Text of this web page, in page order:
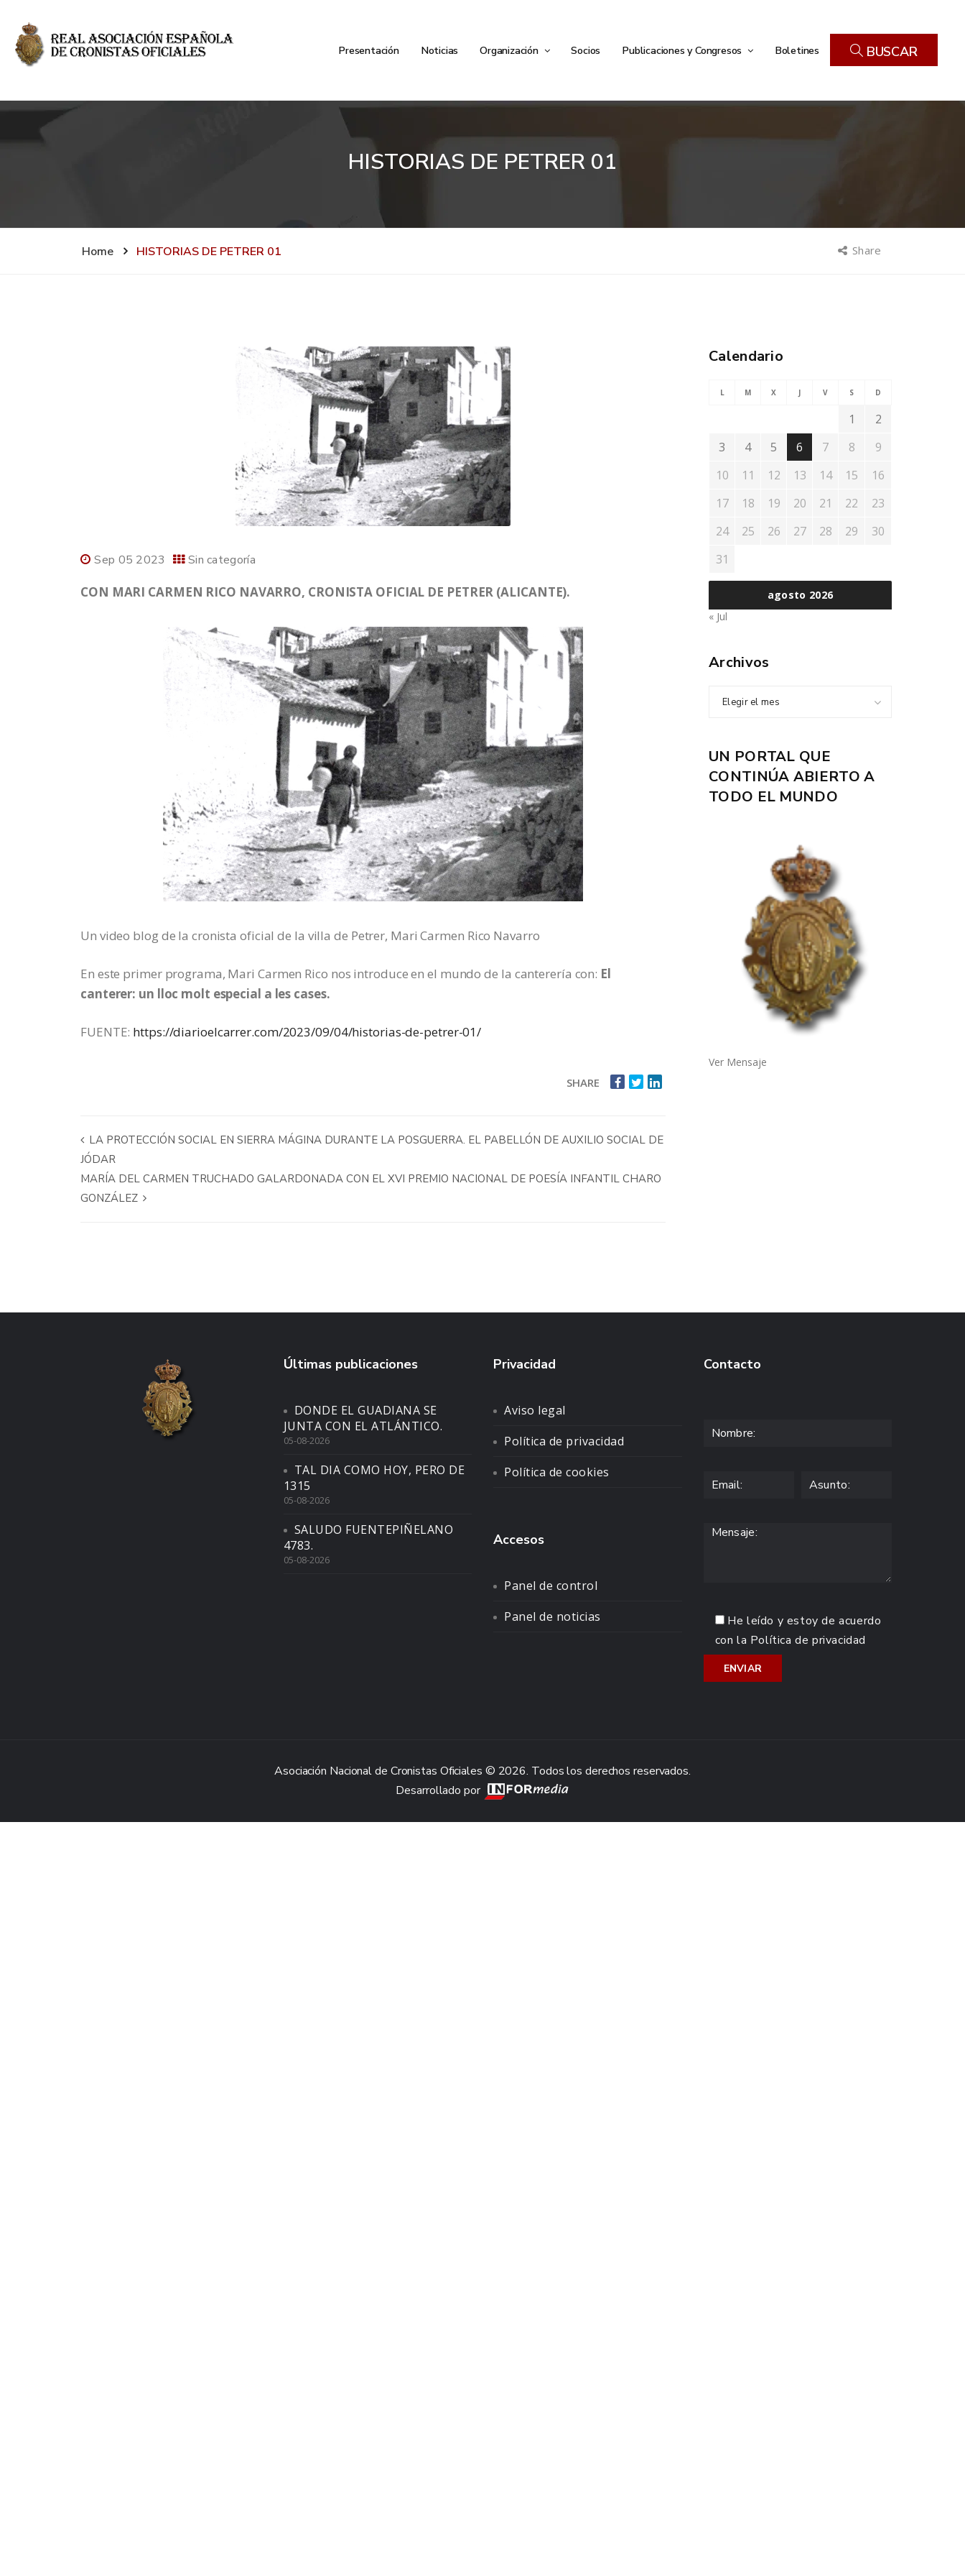
Presentación Noticias Organización Socios Publicaciones y Congresos Boletines BUSCAR
HISTORIAS DE PETRER 01
Home HISTORIAS DE PETRER 01 Share
Sep 05 2023 Sin categoría
CON MARI CARMEN RICO NAVARRO, CRONISTA OFICIAL DE PETRER (ALICANTE).
Un video blog de la cronista oficial de la villa de Petrer, Mari Carmen Rico Navarro
En este primer programa, Mari Carmen Rico nos introduce en el mundo de la canterería con: El
canterer: un lloc molt especial a les cases.
FUENTE: https://diarioelcarrer.com/2023/09/04/historias-de-petrer-01/
SHARE
LA PROTECCIÓN SOCIAL EN SIERRA MÁGINA DURANTE LA POSGUERRA. EL PABELLÓN DE AUXILIO SOCIAL DE
JÓDAR
MARÍA DEL CARMEN TRUCHADO GALARDONADA CON EL XVI PREMIO NACIONAL DE POESÍA INFANTIL CHARO
GONZÁLEZ
Calendario
agosto 2026
L M X J V S D
1
2
3
4 5 6 7 8
9
10
11 12 13 14 15
16
17
18 19 20 21 22
23
24
25 26 27 28 29
30
31
« Jul
Archivos
Elegir el mes
UN PORTAL QUE
CONTINÚA ABIERTO A
TODO EL MUNDO
Ver Mensaje
Últimas publicaciones
DONDE EL GUADIANA SE
JUNTA CON EL ATLÁNTICO.
05-08-2026
TAL DIA COMO HOY, PERO DE
1315
05-08-2026
SALUDO FUENTEPIÑELANO
4783.
05-08-2026
Privacidad
Aviso legal
Política de privacidad
Política de cookies
Accesos
Panel de control
Panel de noticias
Contacto
He leído y estoy de acuerdo
con la Política de privacidad
Asociación Nacional de Cronistas Oficiales © 2026. Todos los derechos reservados.
Desarrollado por